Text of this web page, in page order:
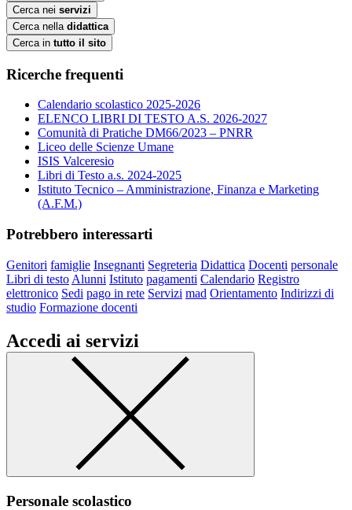
Cerca nei servizi
Cerca nella didattica
Cerca in tutto il sito
Ricerche frequenti
Calendario scolastico 2025-2026
ELENCO LIBRI DI TESTO A.S. 2026-2027
Comunità di Pratiche DM66/2023 – PNRR
Liceo delle Scienze Umane
ISIS Valceresio
Libri di Testo a.s. 2024-2025
Istituto Tecnico – Amministrazione, Finanza e Marketing
(A.F.M.)
Potrebbero interessarti
Genitori famiglie Insegnanti Segreteria Didattica Docenti personale
Libri di testo Alunni Istituto pagamenti Calendario Registro
elettronico Sedi pago in rete Servizi mad Orientamento Indirizzi di
studio Formazione docenti
Accedi ai servizi
Personale scolastico